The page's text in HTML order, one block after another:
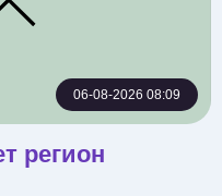
06-08-2026 08:09
регион